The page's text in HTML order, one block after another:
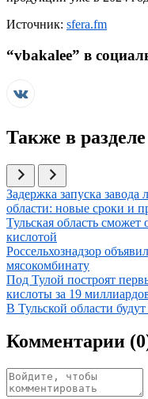
Источник: sfera.fm
“vbakalee” в
Также в разделе
Иллюстрация новости
Задержка запуска
области: новые сроки и
Иллюстрация новости
Тульская область
кислотой
Иллюстрация новости
Россельхознадзор
мясокомбинату
Иллюстрация новости
Под Тулой построят
кислоты за 19
Иллюстрация новости
В Тульской области
Комментарии (0